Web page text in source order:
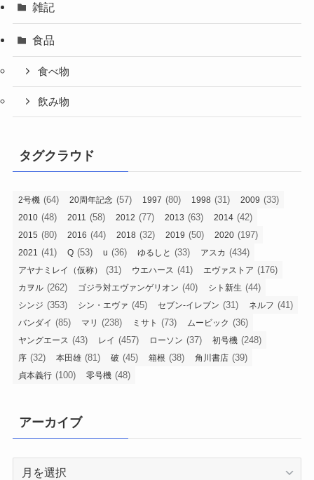
雑記
食品
食べ物
飲み物
タグクラウド
2号機 (64) 20周年記念 (57) 1997 (80) 1998 (31) 2009 (33)
2010 (48) 2011 (58) 2012 (77) 2013 (63) 2014 (42)
2015 (80) 2016 (44) 2018 (32) 2019 (50) 2020 (197)
2021 (41) Q (53) u (36) ゆるしと (33) アスカ (434)
アヤナミレイ（仮称） (31) ウエハース (41) エヴァストア (176)
カヲル (262) ゴジラ対エヴァンゲリオン (40) シト新生 (44)
シンジ (353) シン・エヴァ (45) セブン-イレブン (31) ネルフ (41)
バンダイ (85) マリ (238) ミサト (73) ムービック (36)
ヤングエース (43) レイ (457) ローソン (37) 初号機 (248)
序 (32) 本田雄 (81) 破 (45) 箱根 (38) 角川書店 (39)
貞本義行 (100) 零号機 (48)
アーカイブ